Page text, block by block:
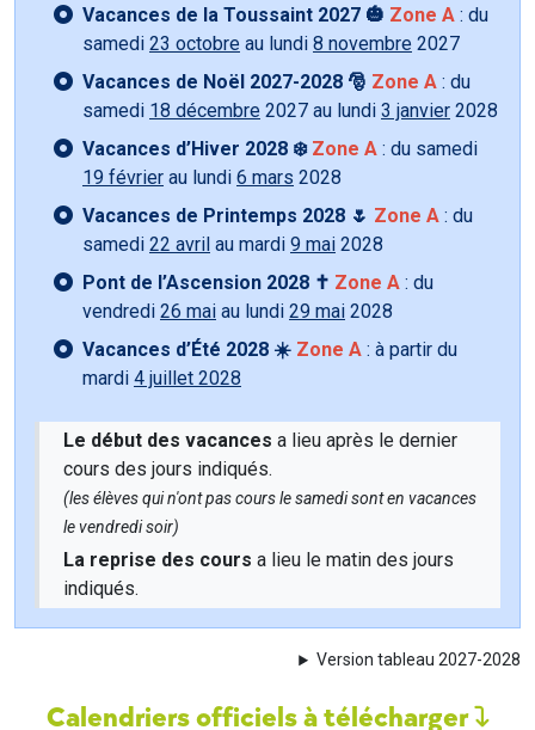
Vacances de la Toussaint 2027 🎃 Zone A : du
samedi 23 octobre au lundi 8 novembre 2027
Vacances de Noël 2027-2028 🎅 Zone A : du
samedi 18 décembre 2027 au lundi 3 janvier 2028
Vacances d’Hiver 2028 ❄️ Zone A : du samedi
19 février au lundi 6 mars 2028
Vacances de Printemps 2028 🌷 Zone A : du
samedi 22 avril au mardi 9 mai 2028
Pont de l’Ascension 2028 ✝️ Zone A : du
vendredi 26 mai au lundi 29 mai 2028
Vacances d’Été 2028 ☀️ Zone A : à partir du
mardi 4 juillet 2028
Le début des vacances a lieu après le dernier
cours des jours indiqués.
(les élèves qui n'ont pas cours le samedi sont en vacances
le vendredi soir)
La reprise des cours a lieu le matin des jours
indiqués.
Version tableau 2027-2028
Calendriers officiels à télécharger